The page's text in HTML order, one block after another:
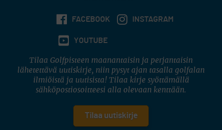
FACEBOOK INSTAGRAM
YOUTUBE
Tilaa Golfpisteen maanantaisin ja perjantaisin
lähetettävä uutiskirje, niin pysyt ajan tasalla golfalan
ilmiöistä ja uutisista! Tilaa kirje syöttämällä
sähköpostiosoitteesi alla olevaan kenttään.
Tilaa uutiskirje